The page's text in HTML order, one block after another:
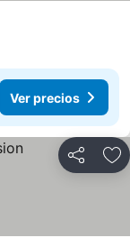
Ver precios
Compartir